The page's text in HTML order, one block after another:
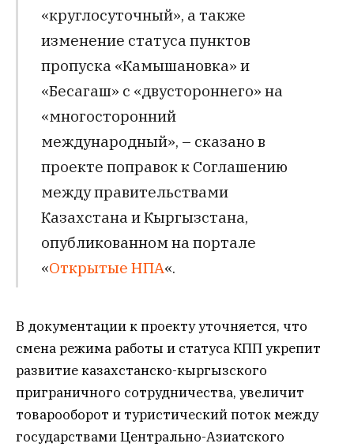
«круглосуточный», а также
изменение статуса пунктов
пропуска «Камышановка» и
«Бесагаш» с «двустороннего» на
«многосторонний
международный», – сказано в
проекте поправок к Соглашению
между правительствами
Казахстана и Кыргызстана,
опубликованном на портале
«Открытые НПА«.
В документации к проекту уточняется, что
смена режима работы и статуса КПП укрепит
развитие казахстанско-кыргызского
приграничного сотрудничества, увеличит
товарооборот и туристический поток между
государствами Центрально-Азиатского